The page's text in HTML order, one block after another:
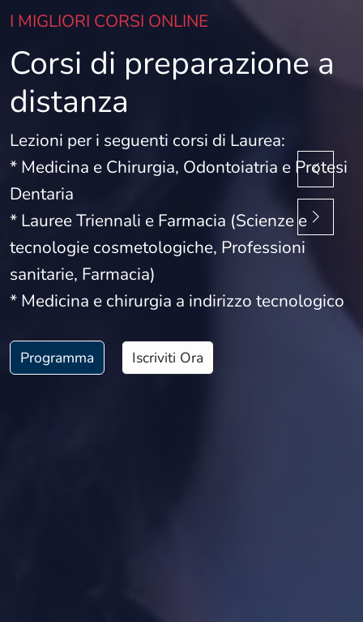
I MIGLIORI CORSI ONLINE
Corsi di preparazione a
distanza
Lezioni per i seguenti corsi di Laurea:
* Medicina e Chirurgia, Odontoiatria e Protesi
Dentaria
* Lauree Triennali e Farmacia (Scienze e
tecnologie cosmetologiche, Professioni
sanitarie, Farmacia)
* Medicina e chirurgia a indirizzo tecnologico
Programma Iscriviti Ora